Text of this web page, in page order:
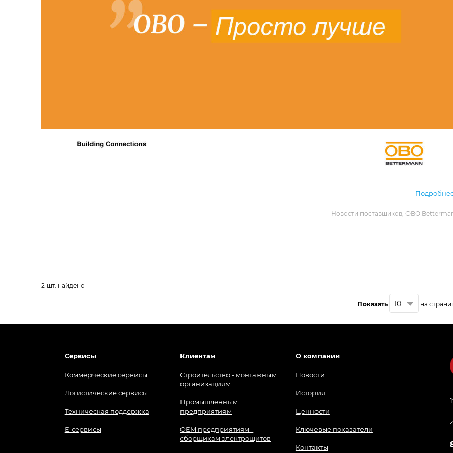
Новости поставщиков OBO
2 шт. найдено
Показать на
Сервисы
Коммерческие сервисы
Логистические сервисы
Техническая поддержка
Е-сервисы
Клиентам
Строительство - монтажным
организациям
Промышленным
предприятиям
OEM предприятиям -
сборщикам электрощитов
О компании
Новости
История
Ценности
Ключевые показатели
Контакты